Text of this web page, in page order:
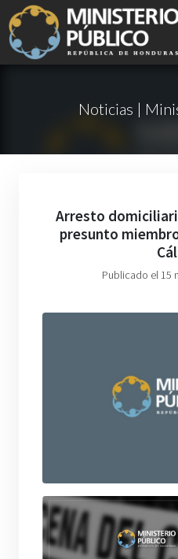
Noticias |
Arresto
presunto
Publicado el 15